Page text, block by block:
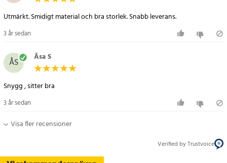
Utmärkt. Smidigt material och bra storlek. Snabb leverans.
3 år sedan
ÅS Åsa S
Snygg , sitter bra
3 år sedan
Visa fler recensioner
Verified by Trustvoice